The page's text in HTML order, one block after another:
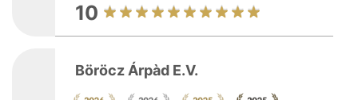
10
Böröcz Árpàd E.V.